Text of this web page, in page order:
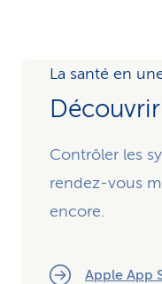
La santé en
Contrôler les
rendez-vous
encore.
Apple App